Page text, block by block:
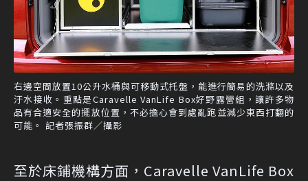
右邊空間放置10公升水桶與可移動式托盤，能進行簡易的洗滌以及
汙水接收。重點是Caravelle VanLife Box好野露營組，讓許多物
品有合適安全的擺放位置，不必擔心會到處亂跑並減少東西打翻的
可能。 記者張振群／攝影
至於床鋪機構方面，Caravelle VanLife Box